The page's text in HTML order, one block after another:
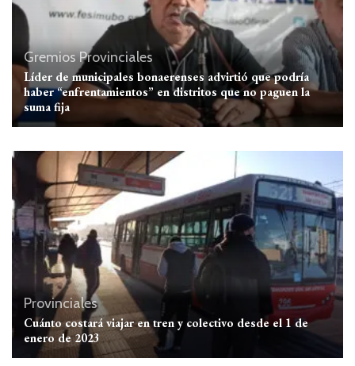
GremiosProvinciales
Líder de municipales bonaerenses advirtió que podría
haber “enfrentamientos” en distritos que no paguen la
suma fija
Provinciales
Cuánto costará viajar en tren y colectivo desde el 1 de
enero de 2023